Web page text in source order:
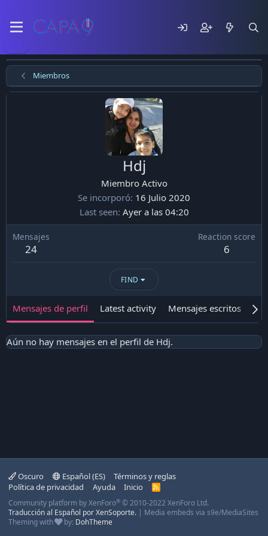
Miembros
Hdj
Miembro Activo
Se incorporó 16 Julio 2020
Last seen Ayer a las 04:20
Mensajes
24
Reaction score
6
FIND
Mensajes de perfil Latest activity Mensajes escritos
Aún no hay mensajes en el perfil de Hdj.
Oscuro Español (ES)
Términos y reglas
Política de privacidad
Ayuda Inicio
R
S
Community platform by XenForo® © 2010-2022 XenForo Ltd.
Traducción al Español por XenSoporte. | Media embeds via s9e/MediaSites
Theming with
by: DohTheme